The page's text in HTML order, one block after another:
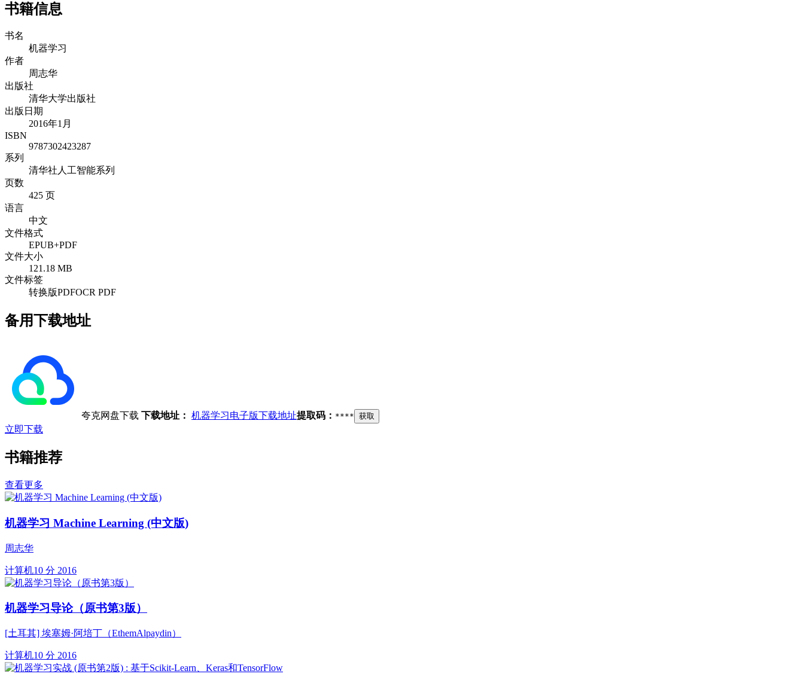
书籍信息
书名
机器学习
作者
周志华
出版社
清华大学出版社
出版日期
2016年1月
ISBN
9787302423287
系列
清华社人工智能系列
页数
425 页
语言
中文
文件格式
EPUB+PDF
文件大小
121.18 MB
文件标签
转换版PDFOCR PDF
备用下载地址
夸克网盘下载 下载地址： 机器学习电子版下载地址提取码： **** 获取
立即下载
书籍推荐
查看更多
机器学习 Machine Learning (中文版)
周志华
计算机10 分 2016
机器学习导论（原书第3版）
[土耳其] 埃塞姆·阿培丁（EthemAlpaydin）
计算机10 分 2016